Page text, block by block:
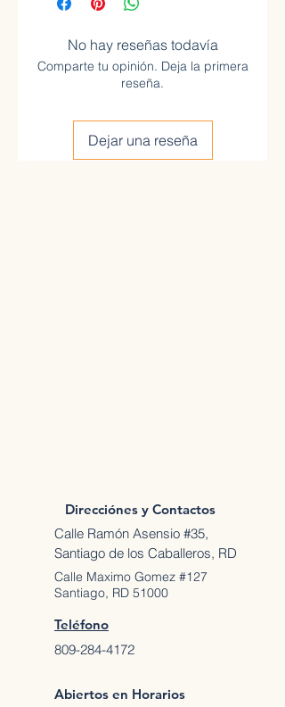
No hay reseñas todavía
Comparte tu opinión. Deja la primera
reseña.
Dejar una reseña
Direcciónes y Contactos
Calle Ramón Asensio #35,
Santiago de los Caballeros, RD
Calle Maximo Gomez #127
Santiago, RD 51000
Teléfono
809-284-4172
Abiertos en Horarios